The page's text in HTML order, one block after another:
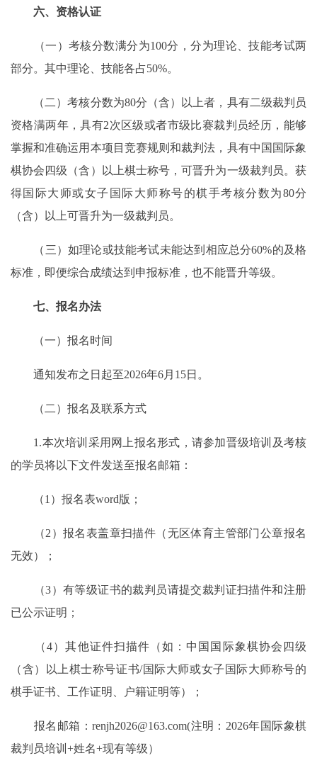
六、资格认证
（一）考核分数满分为100分，分为理论、技能考试两
部分。其中理论、技能各占50%。
（二）考核分数为80分（含）以上者，具有二级裁判员
资格满两年，具有2次区级或者市级比赛裁判员经历，能够
掌握和准确运用本项目竞赛规则和裁判法，具有中国国际象
棋协会四级（含）以上棋士称号，可晋升为一级裁判员。获
得国际大师或女子国际大师称号的棋手考核分数为80分
（含）以上可晋升为一级裁判员。
（三）如理论或技能考试未能达到相应总分60%的及格
标准，即便综合成绩达到申报标准，也不能晋升等级。
七、报名办法
（一）报名时间
通知发布之日起至2026年6月15日。
（二）报名及联系方式
1.本次培训采用网上报名形式，请参加晋级培训及考核
的学员将以下文件发送至报名邮箱：
（1）报名表word版；
（2）报名表盖章扫描件（无区体育主管部门公章报名
无效）；
（3）有等级证书的裁判员请提交裁判证扫描件和注册
已公示证明；
（4）其他证件扫描件（如：中国国际象棋协会四级
（含）以上棋士称号证书/国际大师或女子国际大师称号的
棋手证书、工作证明、户籍证明等）；
报名邮箱：renjh2026@163.com(注明：2026年国际象棋
裁判员培训+姓名+现有等级）